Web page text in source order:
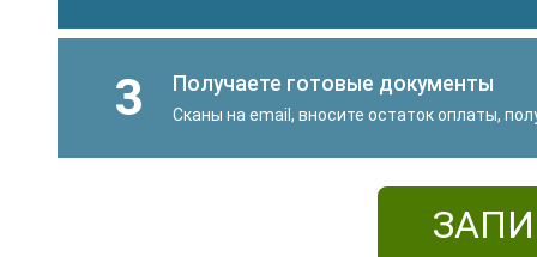
3 Получаете готовые документы
Сканы на email, вносите остаток оплаты,